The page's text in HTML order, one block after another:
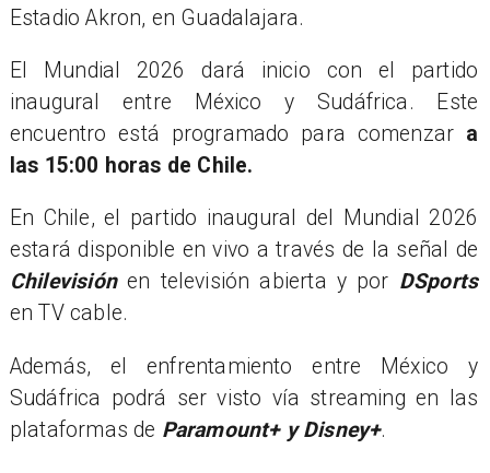
Estadio Akron, en Guadalajara.
El Mundial 2026 dará inicio con el partido
inaugural entre México y Sudáfrica. Este
encuentro está programado para comenzar a
las 15:00 horas de Chile.
En Chile, el partido inaugural del Mundial 2026
estará disponible en vivo a través de la señal de
Chilevisiónen televisión abierta y por DSports
en TV cable.
Además, el enfrentamiento entre México y
Sudáfrica podrá ser visto vía streaming en las
plataformas de Paramount+ y Disney+.